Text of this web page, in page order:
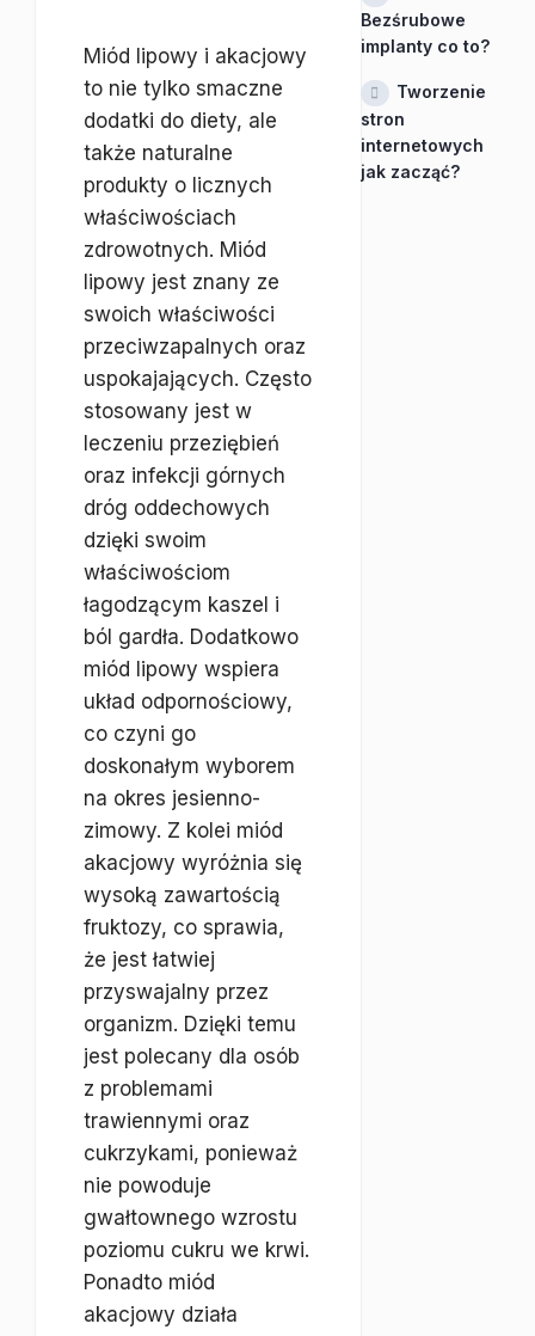
Miód lipowy i akacjowy
to nie tylko smaczne
dodatki do diety, ale
także naturalne
produkty o licznych
właściwościach
zdrowotnych. Miód
lipowy jest znany ze
swoich właściwości
przeciwzapalnych oraz
uspokajających. Często
stosowany jest w
leczeniu przeziębień
oraz infekcji górnych
dróg oddechowych
dzięki swoim
właściwościom
łagodzącym kaszel i
ból gardła. Dodatkowo
miód lipowy wspiera
układ odpornościowy,
co czyni go
doskonałym wyborem
na okres jesienno-
zimowy. Z kolei miód
akacjowy wyróżnia się
wysoką zawartością
fruktozy, co sprawia,
że jest łatwiej
przyswajalny przez
organizm. Dzięki temu
jest polecany dla osób
z problemami
trawiennymi oraz
cukrzykami, ponieważ
nie powoduje
gwałtownego wzrostu
poziomu cukru we krwi.
Ponadto miód
akacjowy działa
Bezśrubowe
implanty co to?
Tworzenie
stron
internetowych
jak zacząć?